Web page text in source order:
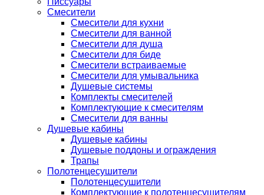
Смесители
Смесители для кухни
Смесители для ванной
Смесители для душа
Смесители для биде
Смесители встраиваемые
Смесители для умывальника
Душевые системы
Комплекты смесителей
Комплектующие к смесителям
Смесители для ванны
Душевые кабины
Душевые кабины
Душевые поддоны и ограждения
Трапы
Полотенцесушители
Полотенцесушители
Комплектующие к полотенцесушителям